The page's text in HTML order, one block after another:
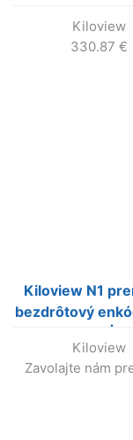
(1RU)
Kiloview
330.87 €
Kiloview N1
bezdrôtový
Kiloview
Zavolajte nám